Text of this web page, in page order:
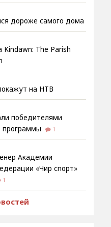
дороже самого дома
Kindawn: The Parish
на НТВ
победителями
программы
1
Академии
«Чир спорт»
1